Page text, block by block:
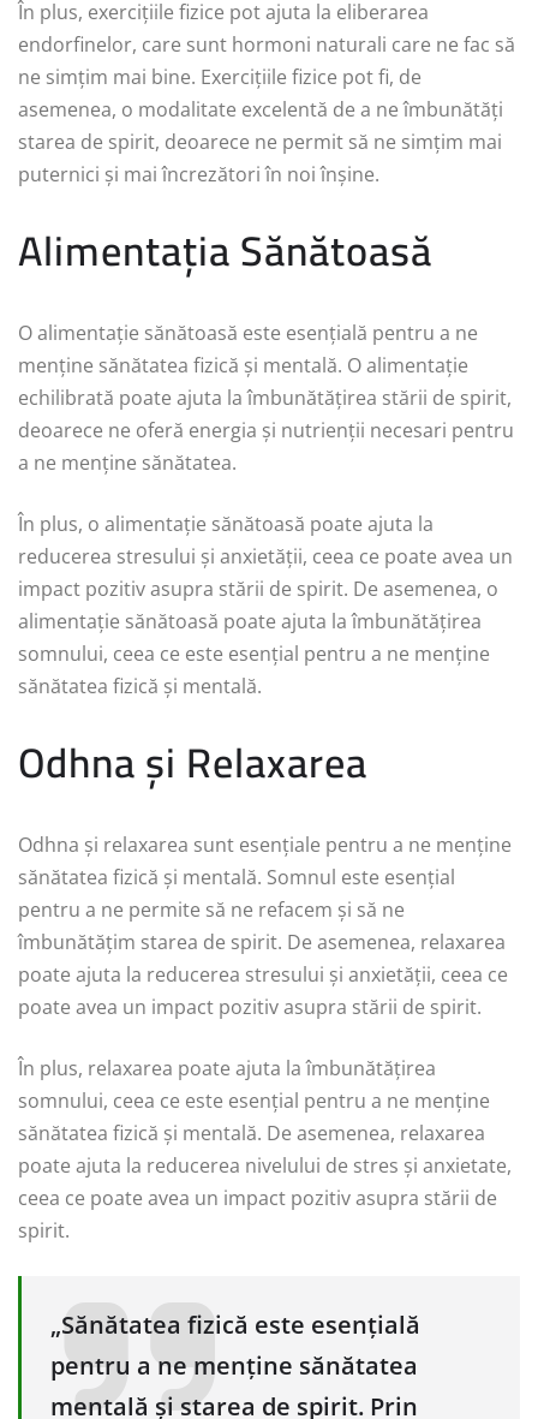
În plus, exercițiile fizice pot ajuta la eliberarea
endorfinelor, care sunt hormoni naturali care ne fac să
ne simțim mai bine. Exercițiile fizice pot fi, de
asemenea, o modalitate excelentă de a ne îmbunătăți
starea de spirit, deoarece ne permit să ne simțim mai
puternici și mai încrezători în noi înșine.
Alimentația Sănătoasă
O alimentație sănătoasă este esențială pentru a ne
menține sănătatea fizică și mentală. O alimentație
echilibrată poate ajuta la îmbunătățirea stării de spirit,
deoarece ne oferă energia și nutrienții necesari pentru
a ne menține sănătatea.
În plus, o alimentație sănătoasă poate ajuta la
reducerea stresului și anxietății, ceea ce poate avea un
impact pozitiv asupra stării de spirit. De asemenea, o
alimentație sănătoasă poate ajuta la îmbunătățirea
somnului, ceea ce este esențial pentru a ne menține
sănătatea fizică și mentală.
Odhna și Relaxarea
Odhna și relaxarea sunt esențiale pentru a ne menține
sănătatea fizică și mentală. Somnul este esențial
pentru a ne permite să ne refacem și să ne
îmbunătățim starea de spirit. De asemenea, relaxarea
poate ajuta la reducerea stresului și anxietății, ceea ce
poate avea un impact pozitiv asupra stării de spirit.
În plus, relaxarea poate ajuta la îmbunătățirea
somnului, ceea ce este esențial pentru a ne menține
sănătatea fizică și mentală. De asemenea, relaxarea
poate ajuta la reducerea nivelului de stres și anxietate,
ceea ce poate avea un impact pozitiv asupra stării de
spirit.
„Sănătatea fizică este esențială
pentru a ne menține sănătatea
mentală și starea de spirit. Prin